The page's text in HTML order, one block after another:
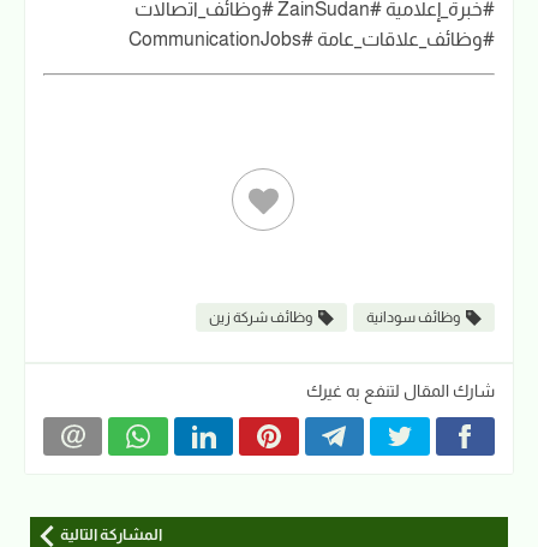
#خبرة_إعلامية #ZainSudan #وظائف_اتصالات
#وظائف_علاقات_عامة #CommunicationJobs
وظائف سودانية وظائف شركة زين
شارك المقال لتنفع به غيرك
المشاركة التالية